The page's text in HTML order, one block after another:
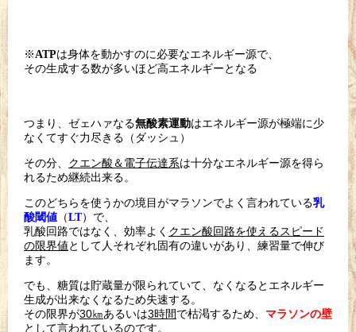
※ ATPは身体を動かすのに必要なエネルギー源で、
その生成する数が多いほど高エネルギーとなる
つまり、ゼェハァなる無酸素運動はエネルギー源が極端に少
なくてすぐ力尽きる（ダッシュ）
その分、 クエン酸＆電子伝達系は十分なエネルギー源を得ら
れるため継続出来る。
このどちらを使うかの境目がマラソンでよく言われている乳
酸閾値 （LT）で、
乳酸回路ではなく、効率よく クエン酸回路を使えるスピード
の限界値として人それぞれ固有の違いがあり、練習量で伸び
ます。
でも、糖質は貯蔵量が限られていて、なくなるとエネルギー
生成が出来なくなるため失速する。
その限界が30㎞あるいは3時間で枯渇するため、 マラソンの壁
と して言われているのです。